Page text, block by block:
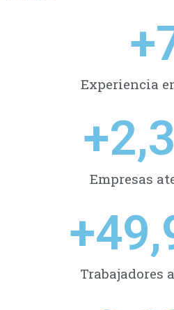
Experiencia
+
Empresas
+
Trabajadores
+